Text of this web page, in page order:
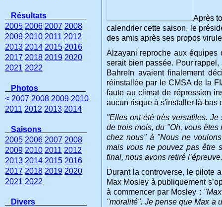
Après
calendrier cette saison, le
des amis après ses propos
Alzayani reproche aux équipes
serait bien passée. Pour
Bahreïn avaient finalement
réinstallée par le CMSA de la
faute au climat de répression
aucun risque à s'installer là-bas
"Elles ont été très versatiles.
de trois mois, du "Oh, vous
chez nous" à "Nous ne
mais vous ne pouvez pas être
final, nous avons retiré
Durant la controverse, le pilote
Max Mosley à publiquement
à commencer par Mosley :
"moralité". Je pense que Max a
Résultats
2005 2006 2007 2008
2009 2010 2011 2012
2013 2014 2015 2016
2017 2018 2019 2020
2021 2022
Photos
< 2007 2008 2009 2010
2011 2012 2013 2014
Saisons
2005 2006 2007 2008
2009 2010 2011 2012
2013 2014 2015 2016
2017 2018 2019 2020
2021 2022
Divers